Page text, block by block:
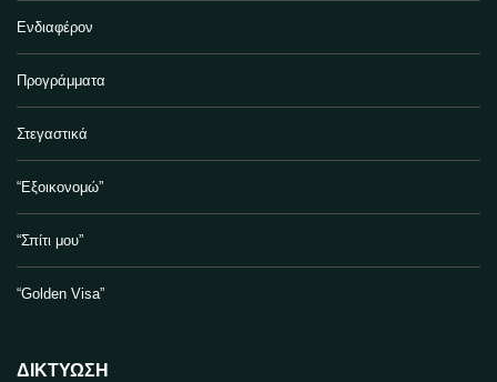
Ενδιαφέρον
Προγράμματα
Στεγαστικά
“Εξοικονομώ”
“Σπίτι μου”
“Golden Visa”
ΔΙΚΤΥΩΣΗ